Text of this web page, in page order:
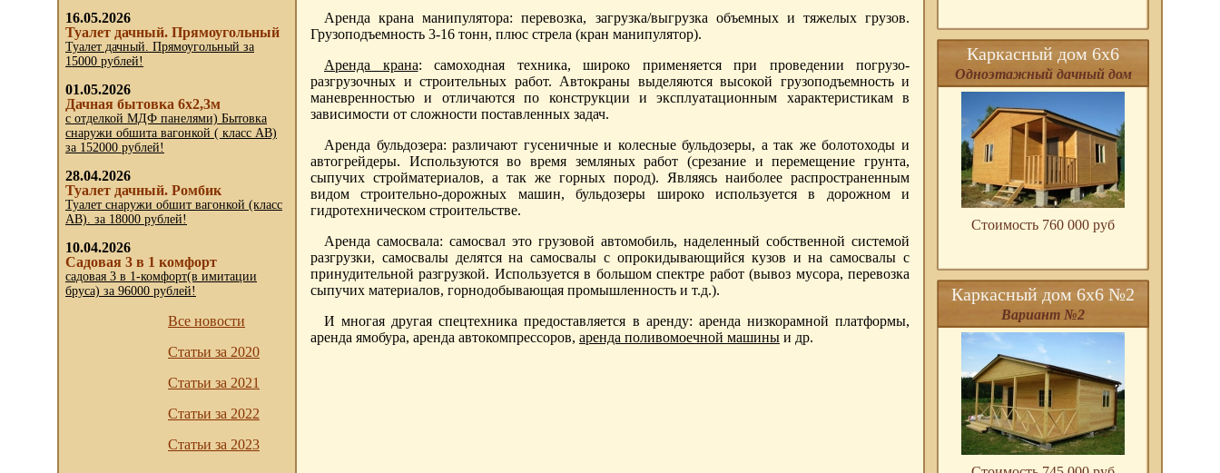
16.05.2026
Туалет дачный. Прямоугольный
Туалет дачный. Прямоугольный за
15000 рублей!
01.05.2026
Дачная бытовка 6х2,3м
с отделкой МДФ панелями) Бытовка
снаружи обшита вагонкой ( класс АВ)
за 152000 рублей!
28.04.2026
Туалет дачный. Ромбик
Туалет снаружи обшит вагонкой (класс
АВ). за 18000 рублей!
10.04.2026
Садовая 3 в 1 комфорт
садовая 3 в 1-комфорт(в имитации
бруса) за 96000 рублей!
Все новости
Статьи за 2020
Статьи за 2021
Статьи за 2022
Статьи за 2023
Аренда крана манипулятора: перевозка, загрузка/выгрузка объемных и тяжелых грузов.
Грузоподъемность 3-16 тонн, плюс стрела (кран манипулятор).
Аренда крана: самоходная техника, широко применяется при проведении погрузо-
разгрузочных и строительных работ. Автокраны выделяются высокой грузоподъемность и
маневренностью и отличаются по конструкции и эксплуатационным характеристикам в
зависимости от сложности поставленных задач.
Аренда бульдозера: различают гусеничные и колесные бульдозеры, а так же болотоходы и
автогрейдеры. Используются во время земляных работ (срезание и перемещение грунта,
сыпучих стройматериалов, а так же горных пород). Являясь наиболее распространенным
видом строительно-дорожных машин, бульдозеры широко используется в дорожном и
гидротехническом строительстве.
Аренда самосвала: самосвал это грузовой автомобиль, наделенный собственной системой
разгрузки, самосвалы делятся на самосвалы с опрокидывающийся кузов и на самосвалы с
принудительной разгрузкой. Используется в большом спектре работ (вывоз мусора, перевозка
сыпучих материалов, горнодобывающая промышленность и т.д.).
И многая другая спецтехника предоставляется в аренду: аренда низкорамной платформы,
аренда ямобура, аренда автокомпрессоров, аренда поливомоечной машины и др.
Каркасный дом 6х6
Одноэтажный дачный дом
Стоимость 760 000 pуб
Каркасный дом 6х6 №2
Вариант №2